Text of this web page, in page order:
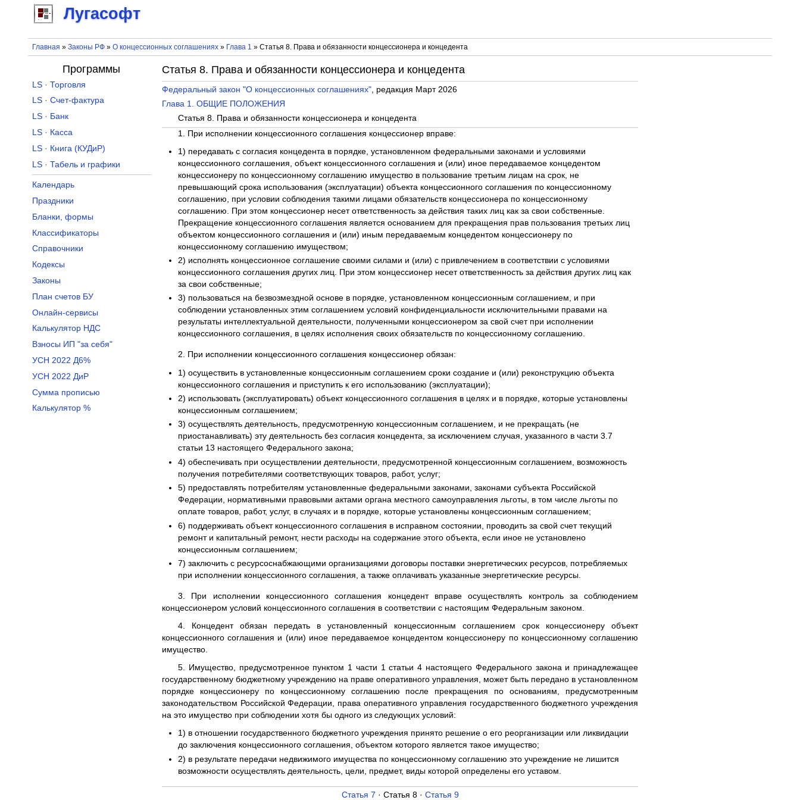
Лугасофт
Главная » Законы РФ» О концессионных соглашениях» Глава 1 » Статья 8. Права и обязанности концессионера и концедента
Статья 8. Права и обязанности концессионера и концедента
Федеральный закон "О концессионных соглашениях", редакция Март 2026
Глава 1. ОБЩИЕ ПОЛОЖЕНИЯ
Статья 8. Права и обязанности концессионера и концедента
1. При исполнении концессионного соглашения концессионер вправе:
1) передавать с согласия концедента в порядке, установленном федеральными законами и условиями
концессионного соглашения, объект концессионного соглашения и (или) иное передаваемое концедентом
концессионеру по концессионному соглашению имущество в пользование третьим лицам на срок, не
превышающий срока использования (эксплуатации) объекта концессионного соглашения по концессионному
соглашению, при условии соблюдения такими лицами обязательств концессионера по концессионному
соглашению. При этом концессионер несет ответственность за действия таких лиц как за свои собственные.
Прекращение концессионного соглашения является основанием для прекращения прав пользования третьих лиц
объектом концессионного соглашения и (или) иным передаваемым концедентом концессионеру по
концессионному соглашению имуществом;
2) исполнять концессионное соглашение своими силами и (или) с привлечением в соответствии с условиями
концессионного соглашения других лиц. При этом концессионер несет ответственность за действия других лиц как
за свои собственные;
3) пользоваться на безвозмездной основе в порядке, установленном концессионным соглашением, и при
соблюдении установленных этим соглашением условий конфиденциальности исключительными правами на
результаты интеллектуальной деятельности, полученными концессионером за свой счет при исполнении
концессионного соглашения, в целях исполнения своих обязательств по концессионному соглашению.
2. При исполнении концессионного соглашения концессионер обязан:
1) осуществить в установленные концессионным соглашением сроки создание и (или) реконструкцию объекта
концессионного соглашения и приступить к его использованию (эксплуатации);
2) использовать (эксплуатировать) объект концессионного соглашения в целях и в порядке, которые установлены
концессионным соглашением;
3) осуществлять деятельность, предусмотренную концессионным соглашением, и не прекращать (не
приостанавливать) эту деятельность без согласия концедента, за исключением случая, указанного в части 3.7
статьи 13 настоящего Федерального закона;
4) обеспечивать при осуществлении деятельности, предусмотренной концессионным соглашением, возможность
получения потребителями соответствующих товаров, работ, услуг;
5) предоставлять потребителям установленные федеральными законами, законами субъекта Российской
Федерации, нормативными правовыми актами органа местного самоуправления льготы, в том числе льготы по
оплате товаров, работ, услуг, в случаях и в порядке, которые установлены концессионным соглашением;
6) поддерживать объект концессионного соглашения в исправном состоянии, проводить за свой счет текущий
ремонт и капитальный ремонт, нести расходы на содержание этого объекта, если иное не установлено
концессионным соглашением;
7) заключить с ресурсоснабжающими организациями договоры поставки энергетических ресурсов, потребляемых
при исполнении концессионного соглашения, а также оплачивать указанные энергетические ресурсы.
3. При исполнении концессионного соглашения концедент вправе осуществлять контроль за соблюдением
концессионером условий концессионного соглашения в соответствии с настоящим Федеральным законом.
4. Концедент обязан передать в установленный концессионным соглашением срок концессионеру объект
концессионного соглашения и (или) иное передаваемое концедентом концессионеру по концессионному соглашению
имущество.
5. Имущество, предусмотренное пунктом 1 части 1 статьи 4 настоящего Федерального закона и принадлежащее
государственному бюджетному учреждению на праве оперативного управления, может быть передано в установленном
порядке концессионеру по концессионному соглашению после прекращения по основаниям, предусмотренным
законодательством Российской Федерации, права оперативного управления государственного бюджетного учреждения
на это имущество при соблюдении хотя бы одного из следующих условий:
1) в отношении государственного бюджетного учреждения принято решение о его реорганизации или ликвидации
до заключения концессионного соглашения, объектом которого является такое имущество;
2) в результате передачи недвижимого имущества по концессионному соглашению это учреждение не лишится
возможности осуществлять деятельность, цели, предмет, виды которой определены его уставом.
Статья 7 · Статья 8 · Статья 9
Программы
LS · Торговля
LS · Счет-фактура
LS · Банк
LS · Касса
LS · Книга (КУДиР)
LS · Табель и графики
Календарь
Праздники
Бланки, формы
Классификаторы
Справочники
Кодексы
Законы
План счетов БУ
Онлайн-сервисы
Калькулятор НДС
Взносы ИП "за себя"
УСН 2022 Д6%
УСН 2022 ДиР
Сумма прописью
Калькулятор %